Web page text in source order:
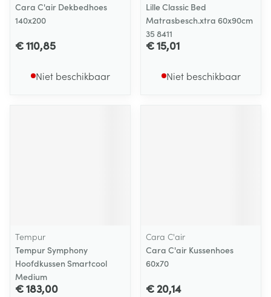
Cara C'air Dekbedhoes
140x200
€ 110,85
Niet beschikbaar
Lille Classic Bed
Matrasbesch.xtra 60x90cm
35 8411
€ 15,01
Niet beschikbaar
Tempur
Tempur Symphony
Hoofdkussen Smartcool
Medium
€ 183,00
Cara C'air
Cara C'air Kussenhoes
60x70
€ 20,14